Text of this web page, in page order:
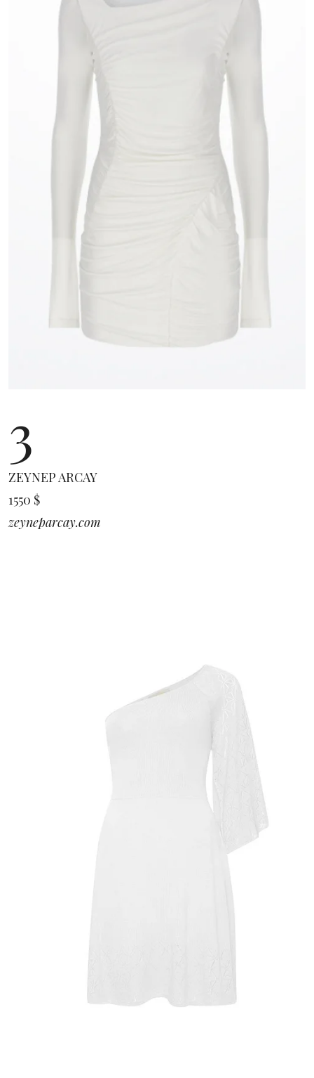
3
ZEYNEP ARCAY
1550 $
zeyneparcay.com